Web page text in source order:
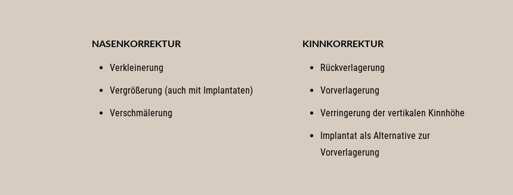
NASENKORREKTUR
Verkleinerung
Vergrößerung (auch mit Implantaten)
Verschmälerung
KINNKORREKTUR
Rückverlagerung
Vorverlagerung
Verringerung der vertikalen Kinnhöhe
Implantat als Alternative zur
Vorverlagerung